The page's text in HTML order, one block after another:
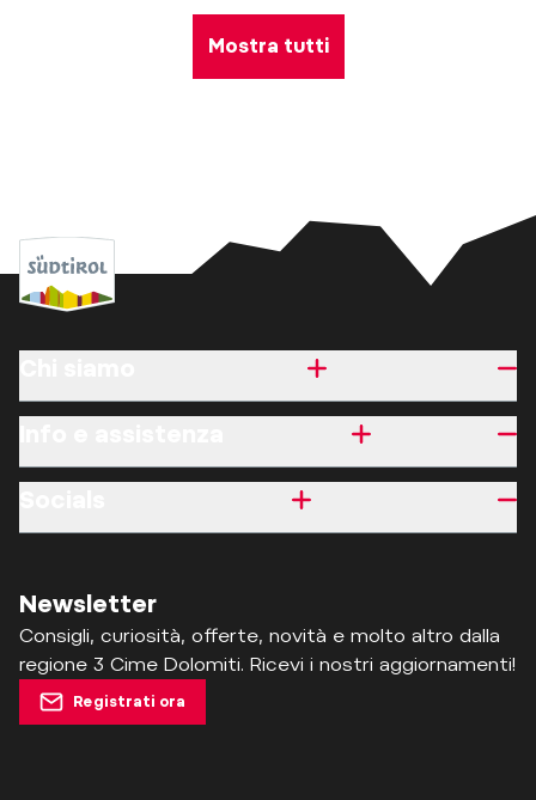
Mostra tutti
Newsletter
Consigli, curiosità, offerte, novità e molto altro dalla
regione 3 Cime Dolomiti. Ricevi i nostri aggiornamenti!
Registrati ora